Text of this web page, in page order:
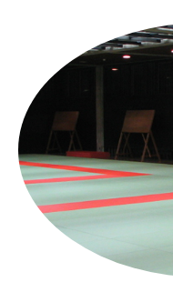
ツ
へ
ス
キ